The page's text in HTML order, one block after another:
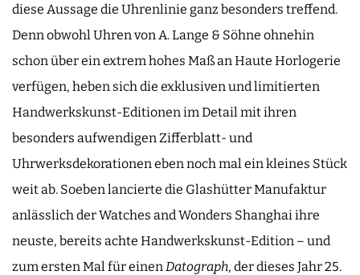
diese Aussage die Uhrenlinie ganz besonders treffend.
Denn obwohl Uhren von A. Lange & Söhne ohnehin
schon über ein extrem hohes Maß an Haute Horlogerie
verfügen, heben sich die exklusiven und limitierten
Handwerkskunst-Editionen im Detail mit ihren
besonders aufwendigen Zifferblatt- und
Uhrwerksdekorationen eben noch mal ein kleines Stück
weit ab. Soeben lancierte die Glashütter Manufaktur
anlässlich der Watches and Wonders Shanghai ihre
neuste, bereits achte Handwerkskunst-Edition – und
zum ersten Mal für einenDatograph, der dieses Jahr 25.